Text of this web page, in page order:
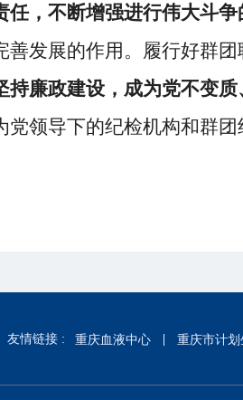
任，不断增强进行伟大斗
善发展的作用。履行好群
持廉政建设，成为党不变
党领导下的纪检机构和群
友情链接 : 重庆血液中心 重庆市计